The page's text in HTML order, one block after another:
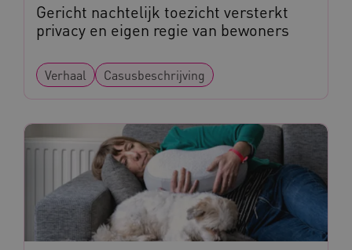
Gericht nachtelijk toezicht versterkt
privacy en eigen regie van bewoners
Verhaal Casusbeschrijving
AWSALBCORS
Amazon.com Inc.
a594.kennispleingehandicaptensector.nl
UMB_SESSION www.kennispleingehandicaptensector.nl